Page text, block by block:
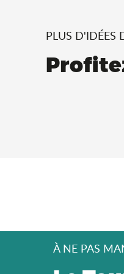
PLUS D'IDÉES
À NE PAS